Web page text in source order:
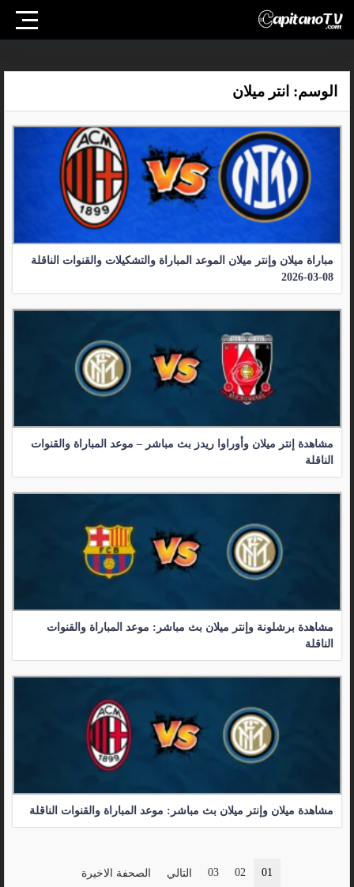
الوسم: انتر ميلان
مباراة ميلان وإنتر ميلان الموعد المباراة والتشكيلات والقنوات الناقلة
08-03-2026
مشاهدة إنتر ميلان وأوراوا ريدز بث مباشر – موعد المباراة والقنوات
الناقلة
مشاهدة برشلونة وإنتر ميلان بث مباشر: موعد المباراة والقنوات
الناقلة
مشاهدة ميلان وإنتر ميلان بث مباشر: موعد المباراة والقنوات الناقلة
01
02
03 التالي الصحفة الاخيرة